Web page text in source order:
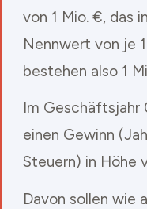
von 1 Mio. €, das
Nennwert von je
bestehen also 1
Im Geschäftsjahr
einen Gewinn
Steuern) in Höhe
Davon sollen wie